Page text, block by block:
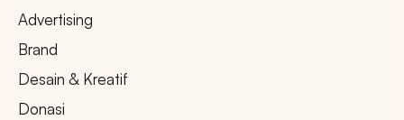
Advertising
Brand
Desain & Kreatif
Donasi